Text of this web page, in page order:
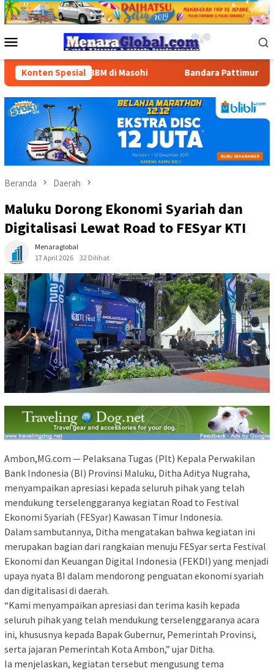
Loncat
ke
Mobile
Konten Spesial
BBM di Masohi Bandara Pattimura Kenalkan
Beranda Daerah
Maluku Dorong Ekonomi Syariah dan
Digitalisasi Lewat Road to FESyar KTI
Menaraglobal
17 April 2026
32 Dilihat
Ambon,MG.com — Pelaksana Tugas (Plt) Kepala Perwakilan
Bank Indonesia (BI) Provinsi Maluku, Ditha Aditya Nugraha,
menyampaikan apresiasi kepada seluruh pihak yang telah
mendukung terselenggaranya kegiatan Road to Festival
Ekonomi Syariah (FESyar) Kawasan Timur Indonesia.
Dalam sambutannya, Ditha mengatakan bahwa kegiatan ini
merupakan bagian dari rangkaian menuju FESyar serta Festival
Ekonomi dan Keuangan Digital Indonesia (FEKDI) yang menjadi
upaya nyata BI dalam mendorong penguatan ekonomi syariah
dan digitalisasi di daerah.
“Kami menyampaikan apresiasi dan terima kasih kepada
seluruh pihak yang telah mendukung terselenggaranya acara
ini, khususnya kepada Bapak Gubernur, Pemerintah Provinsi,
serta jajaran Pemerintah Kota Ambon,” ujar Ditha.
Ia menjelaskan, kegiatan tersebut mengusung tema